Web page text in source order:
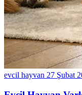
evcil hayvan 27 Şubat